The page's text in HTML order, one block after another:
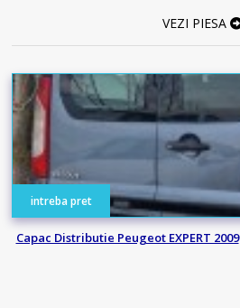
VEZI PIESA
intreba pret
Capac Distributie Peugeot EXPERT 2009